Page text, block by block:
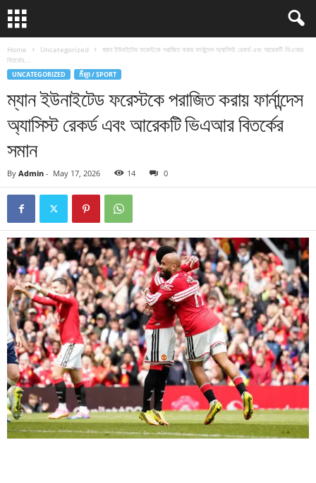
Home Uncategorized
ম্যান ইউনাইটেড ফরেস্টকে পরাজিত করায় ফার্নান্দেস অ্যাসিস্ট রেকর্ড এবং আরেকটি ভিএআর
বিতর্কের...
UNCATEGORIZED កីឡា / SPORT
ম্যান ইউনাইটেড ফরেস্টকে পরাজিত করায় ফার্নান্দেস
অ্যাসিস্ট রেকর্ড এবং আরেকটি ভিএআর বিতর্কের
সমান
By Admin - May 17, 2026 14 0